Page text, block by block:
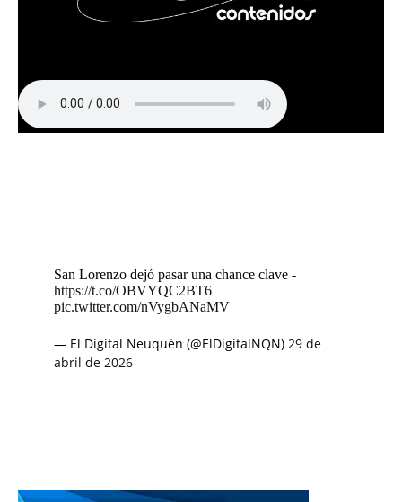
San Lorenzo dejó pasar una chance clave -
https://t.co/OBVYQC2BT6
pic.twitter.com/nVygbANaMV
— El Digital Neuquén (@ElDigitalNQN) 29 de
abril de 2026